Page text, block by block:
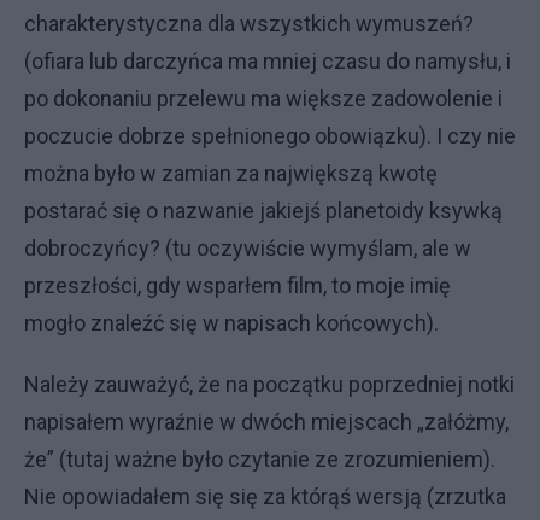
charakterystyczna dla wszystkich wymuszeń?
(ofiara lub darczyńca ma mniej czasu do namysłu, i
po dokonaniu przelewu ma większe zadowolenie i
poczucie dobrze spełnionego obowiązku). I czy nie
można było w zamian za największą kwotę
postarać się o nazwanie jakiejś planetoidy ksywką
dobroczyńcy? (tu oczywiście wymyślam, ale w
przeszłości, gdy wsparłem film, to moje imię
mogło znaleźć się w napisach końcowych).
Należy zauważyć, że na początku poprzedniej notki
napisałem wyraźnie w dwóch miejscach „załóżmy,
że” (tutaj ważne było czytanie ze zrozumieniem).
Nie opowiadałem się się za którąś wersją (zrzutka